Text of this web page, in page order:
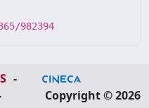
982394
-
Copyright © 2026